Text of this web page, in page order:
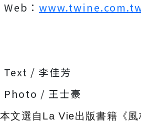
Web：
Text / 李佳芳
Photo / 王士豪
本文選自La Vie出版書籍《風